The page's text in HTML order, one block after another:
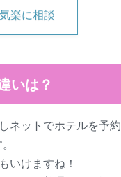
楽に相談
いは？
ネットでホテルを予
いけますね！